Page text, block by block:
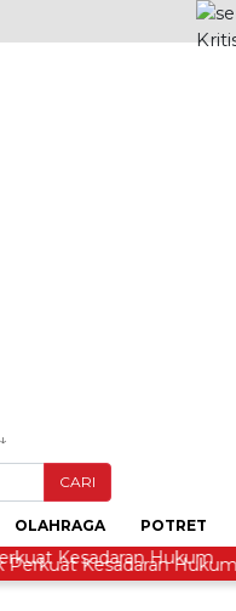
CARI
OLAHRAGA POTRET
Kesadaran Hukum